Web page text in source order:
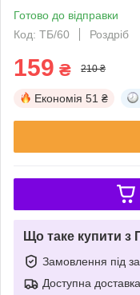
Готово до відправки
Код: ТБ/60
Роздріб
159 ₴ 210 ₴
Економія 51 ₴
Що таке купити з
Замовлення під
Доступна доставка